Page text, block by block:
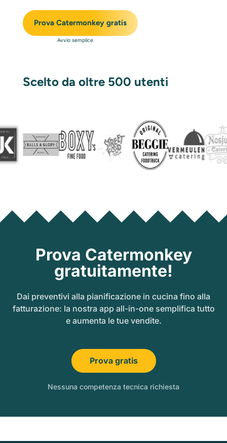
Prova Catermonkey gratis
Avvio semplice
Scelto da oltre 500 utenti
Prova Catermonkey
gratuitamente!
Dai preventivi alla pianificazione in cucina fino alla
fatturazione: la nostra app all-in-one semplifica tutto
e aumenta le tue vendite.
Prova gratis
Nessuna competenza tecnica richiesta